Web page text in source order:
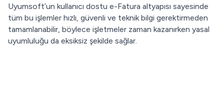
Uyumsoft’un kullanıcı dostu e-Fatura altyapısı sayesinde
tüm bu işlemler hızlı, güvenli ve teknik bilgi gerektirmeden
tamamlanabilir, böylece işletmeler zaman kazanırken yasal
uyumluluğu da eksiksiz şekilde sağlar.